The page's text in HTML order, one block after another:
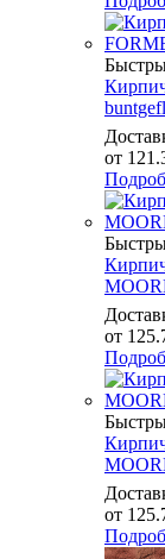
от
от
от